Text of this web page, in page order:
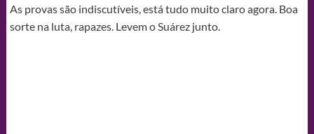
As provas são indiscutíveis, está tudo muito claro agora. Boa
sorte na luta, rapazes. Levem o Suárez junto.